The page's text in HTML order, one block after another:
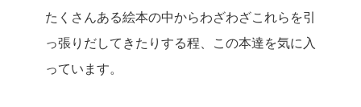
たくさんある絵本の中からわざわざこれらを引
っ張りだしてきたりする程、この本達を気に入
っています。